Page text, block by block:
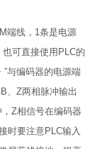
端线，1条是电源
可直接使用PLC的
”与编码器的电源端
、Z两相脉冲输出
Z相信号在编码器
时要注意PLC输入